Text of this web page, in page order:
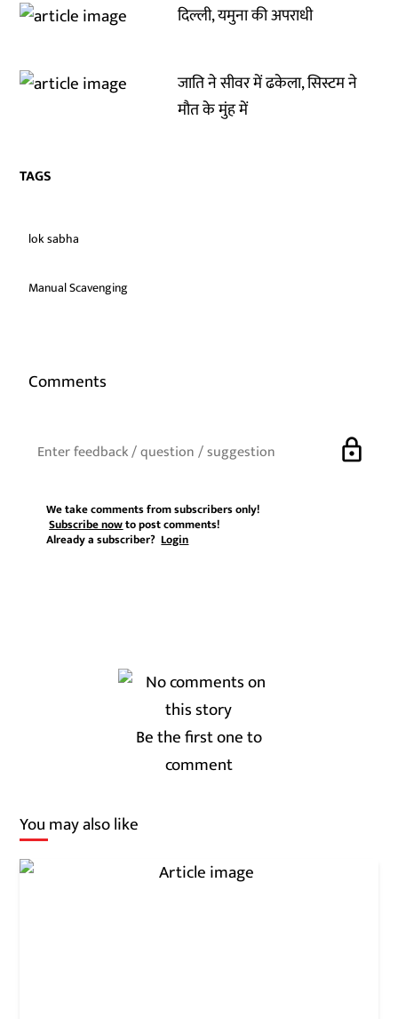
दिल्ली, यमुना की अपराधी
जाति ने सीवर में ढकेला, सिस्टम ने
मौत के मुंह में
TAGS
lok sabha
Manual Scavenging
Comments
lock
We take comments from subscribers only!
Subscribe nowto post comments!
Already a subscriber?Login
Be the first one to
comment
You may also like